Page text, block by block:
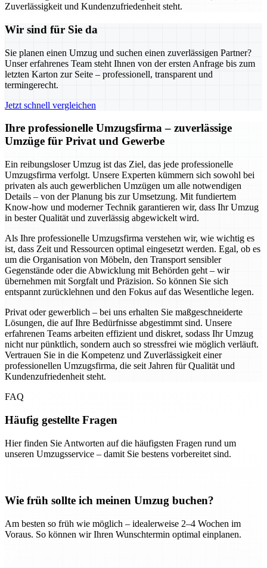
Zuverlässigkeit und Kundenzufriedenheit steht.
Wir sind für Sie da
Sie planen einen Umzug und suchen einen zuverlässigen Partner?
Unser erfahrenes Team steht Ihnen von der ersten Anfrage bis zum
letzten Karton zur Seite – professionell, transparent und
termingerecht.
Jetzt schnell vergleichen
Ihre professionelle Umzugsfirma – zuverlässige
Umzüge für Privat und Gewerbe
Ein reibungsloser Umzug ist das Ziel, das jede professionelle
Umzugsfirma verfolgt. Unsere Experten kümmern sich sowohl bei
privaten als auch gewerblichen Umzügen um alle notwendigen
Details – von der Planung bis zur Umsetzung. Mit fundiertem
Know-how und moderner Technik garantieren wir, dass Ihr Umzug
in bester Qualität und zuverlässig abgewickelt wird.
Als Ihre professionelle Umzugsfirma verstehen wir, wie wichtig es
ist, dass Zeit und Ressourcen optimal eingesetzt werden. Egal, ob es
um die Organisation von Möbeln, den Transport sensibler
Gegenstände oder die Abwicklung mit Behörden geht – wir
übernehmen mit Sorgfalt und Präzision. So können Sie sich
entspannt zurücklehnen und den Fokus auf das Wesentliche legen.
Privat oder gewerblich – bei uns erhalten Sie maßgeschneiderte
Lösungen, die auf Ihre Bedürfnisse abgestimmt sind. Unsere
erfahrenen Teams arbeiten effizient und diskret, sodass Ihr Umzug
nicht nur pünktlich, sondern auch so stressfrei wie möglich verläuft.
Vertrauen Sie in die Kompetenz und Zuverlässigkeit einer
professionellen Umzugsfirma, die seit Jahren für Qualität und
Kundenzufriedenheit steht.
FAQ
Häufig gestellte Fragen
Hier finden Sie Antworten auf die häufigsten Fragen rund um
unseren Umzugsservice – damit Sie bestens vorbereitet sind.
Wie früh sollte ich meinen Umzug buchen?
Am besten so früh wie möglich – idealerweise 2–4 Wochen im
Voraus. So können wir Ihren Wunschtermin optimal einplanen.